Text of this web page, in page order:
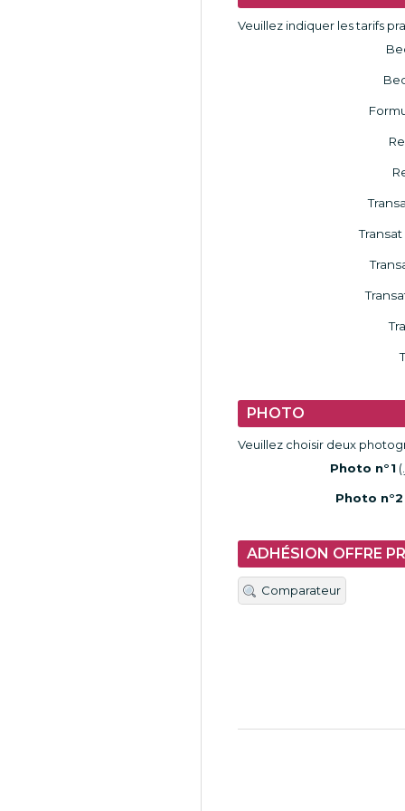
Veuillez indiquer les tarifs
PHOTO
Veuillez choisir deux
Photo n°1
Photo n°2
ADHÉSION OFFRE
Comparateur